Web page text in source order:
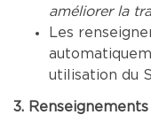
améliorer la
Les
utilisation du
3.